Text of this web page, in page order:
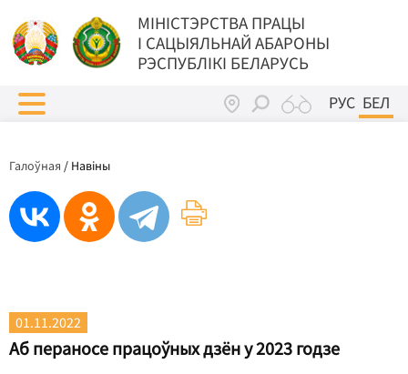
МIНIСТЭРСТВА ПРАЦЫ
I САЦЫЯЛЬНАЙ АБАРОНЫ
РЭСПУБЛІКІ БЕЛАРУСЬ
РУС БЕЛ
Галоўная / Навіны
01.11.2022
Аб пераносе працоўных дзён у 2023 годзе